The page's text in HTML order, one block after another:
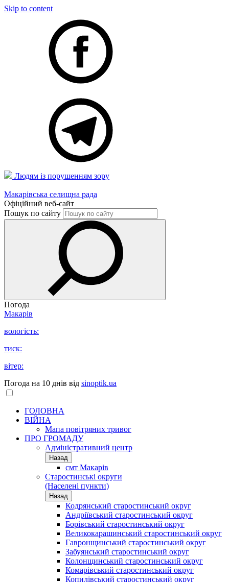
Skip to content
Людям із порушенням зору
Макарівська селищна рада
Офіційний веб-сайт
Пошук по сайту
Погода
Макарів
вологість:
тиск:
вітер:
Погода на 10 днів від sinoptik.ua
ГОЛОВНА
ВІЙНА
Мапа повітряних тривог
ПРО ГРОМАДУ
Aдміністративний центр
Назад
смт Макарів
Старостинські округи
(Населені пункти)
Назад
Кодрянський старостинський округ
Андріївський старостинський округ
Борівський старостинський округ
Великокарашинський старостинський округ
Гавронщинський старостинський округ
Забуянський старостинський округ
Колонщинський старостинський округ
Комарівський старостинський округ
Копилівський старостинський округ